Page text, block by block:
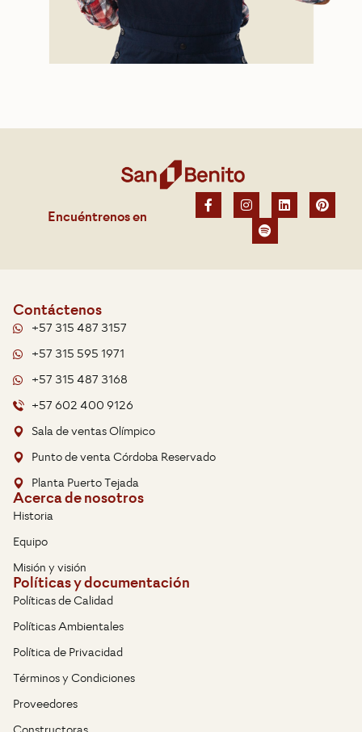
Encuéntrenos en
Contáctenos
+57 315 487 3157
+57 315 595 1971
+57 315 487 3168
+57 602 400 9126
Sala de ventas Olímpico
Punto de venta Córdoba Reservado
Planta Puerto Tejada
Acerca de nosotros
Historia
Equipo
Misión y visión
Políticas y documentación
Políticas de Calidad
Políticas Ambientales
Política de Privacidad
Términos y Condiciones
Proveedores